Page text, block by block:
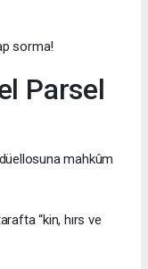
sorma!
Parsel
mahkûm
“kin, hırs ve